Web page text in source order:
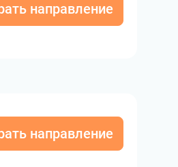
направление
направление